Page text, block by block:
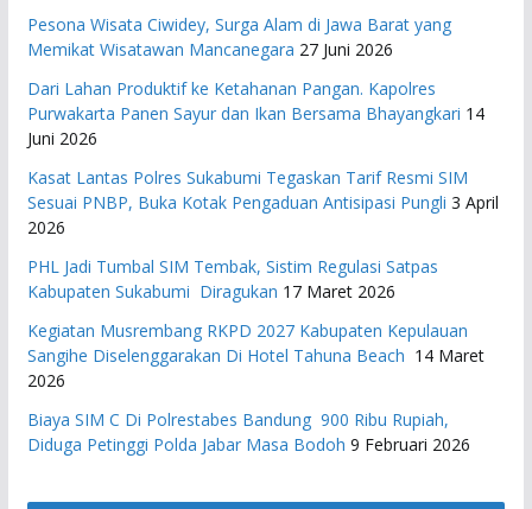
Pesona Wisata Ciwidey, Surga Alam di Jawa Barat yang
Memikat Wisatawan Mancanegara 27 Juni 2026
Dari Lahan Produktif ke Ketahanan Pangan. Kapolres
Purwakarta Panen Sayur dan Ikan Bersama Bhayangkari 14
Juni 2026
Kasat Lantas Polres Sukabumi Tegaskan Tarif Resmi SIM
Sesuai PNBP, Buka Kotak Pengaduan Antisipasi Pungli 3 April
2026
PHL Jadi Tumbal SIM Tembak, Sistim Regulasi Satpas
Kabupaten Sukabumi Diragukan 17 Maret 2026
Kegiatan Musrembang RKPD 2027 ​Kabupaten Kepulauan
Sangihe Diselenggarakan Di Hotel Tahuna Beach 14 Maret
2026
Biaya SIM C Di Polrestabes Bandung 900 Ribu Rupiah,
Diduga Petinggi Polda Jabar Masa Bodoh 9 Februari 2026